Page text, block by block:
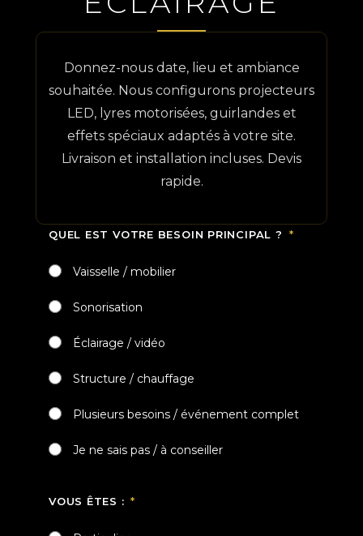
Donnez-nous date, lieu et ambiance
souhaitée. Nous configurons projecteurs
LED, lyres motorisées, guirlandes et
effets spéciaux adaptés à votre site.
Livraison et installation incluses. Devis
rapide.
QUEL EST VOTRE BESOIN PRINCIPAL ?
Vaisselle / mobilier
Sonorisation
Éclairage / vidéo
Structure / chauffage
Plusieurs besoins / événement complet
Je ne sais pas / à conseiller
VOUS ÊTES :